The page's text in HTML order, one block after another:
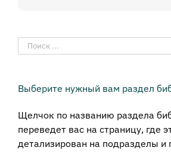
Результат
поиска:
Выберите нужный вам раздел
Щелчок по названию раздела
переведет вас на страницу, где
детализирован на подразделы и